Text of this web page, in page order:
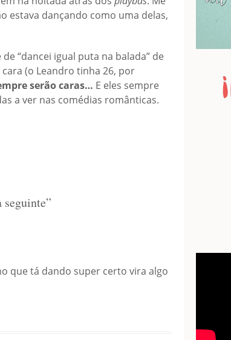
estava dançando como uma delas,
“dancei igual puta na balada” de
(o Leandro tinha 26, por
serão caras… E eles sempre
a ver nas comédias românticas.
seguinte”
que tá dando super certo vira algo